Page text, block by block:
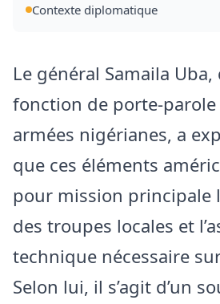
Contexte diplomatique
Le général Samaila
fonction de porte-parole
armées nigérianes, a
que ces éléments
pour mission principale
des troupes locales et
technique nécessaire
Selon lui, il s’agit d’un